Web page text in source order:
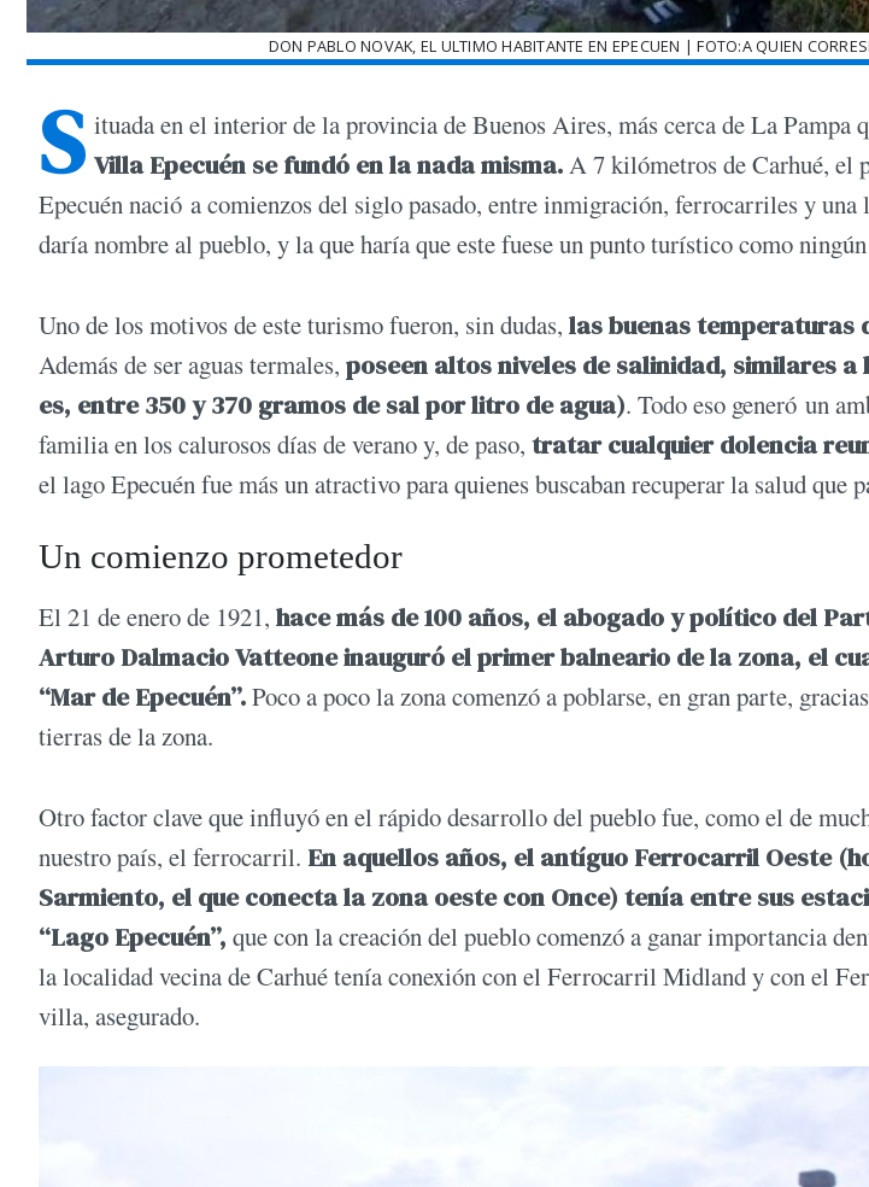
DON PABLO NOVAK, EL ULTIMO HABITANTE EN EPECUEN | FOTO:A QUIEN
S ituada en el interior de la provincia de Buenos Aires, más cerca de La Pampa
Villa Epecuén se fundó en la nada misma.A 7 kilómetros de Carhué, el
Epecuén nació a comienzos del siglo pasado, entre inmigración, ferrocarriles y una
daría nombre al pueblo, y la que haría que este fuese un punto turístico como
Uno de los motivos de este turismo fueron, sin dudas, las buenas temperaturas
Además de ser aguas termales, poseen altos niveles de salinidad, similares a
es, entre 350 y 370 gramos de sal por litro de agua). Todo eso generó un
familia en los calurosos días de verano y, de paso, tratar cualquier dolencia
el lago Epecuén fue más un atractivo para quienes buscaban recuperar la salud que
Un comienzo prometedor
El 21 de enero de 1921, hace más de 100 años, el abogado y político del
Arturo Dalmacio Vatteone inauguró el primer balneario de la zona, el
“Mar de Epecuén”.Poco a poco la zona comenzó a poblarse, en gran parte,
tierras de la zona.
Otro factor clave que influyó en el rápido desarrollo del pueblo fue, como el de
nuestro país, el ferrocarril. En aquellos años, el antíguo Ferrocarril Oeste
Sarmiento, el que conecta la zona oeste con Once) tenía entre sus
“Lago Epecuén”, que con la creación del pueblo comenzó a ganar importancia
la localidad vecina de Carhué tenía conexión con el Ferrocarril Midland y con el
villa, asegurado.